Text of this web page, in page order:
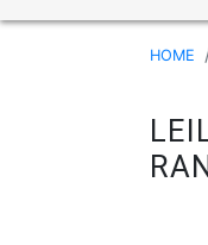
HOME